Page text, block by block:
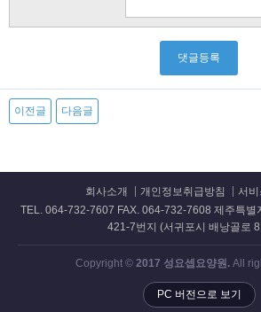
이전글 다음글
회사소개 개인정보취급방침
서
TEL. 064-732-7607 FAX. 064-732-7608 제주특별
421-7번지 (서귀포시 배낭골로
Copyright © 2017 성요셉요양원. All
PC 버전으로 보기